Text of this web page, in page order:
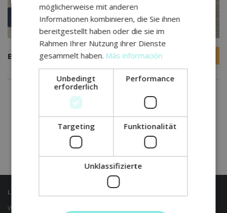
BENIMAR TESSORO 440UP 2023
LETZTER BEITRAG
Wenn Sie einen Ausflug nach Alicante planen und die reizvollsten
möglicherweise mit anderen
Informationen kombinieren, die Sie ihnen
bereitgestellt haben oder die sie im
Rahmen Ihrer Nutzung ihrer Dienste
gesammelt haben. Más información
Unbedingt
erforderlich
Performance
Targeting Funktionalität
Unklassifizierte